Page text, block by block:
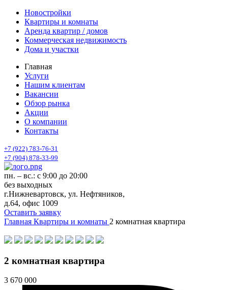
Новостройки
Квартиры и комнаты
Аренда квартир / домов
Коммерческая недвижимость
Дома и участки
Главная
Услуги
Нашим клиентам
Вакансии
Обзор рынка
Акции
О компании
Контакты
+7 (922) 783-76-31
+7 (904) 878-33-99
пн. – вс.: с 9:00 до 20:00
без выходных
г.Нижневартовск, ул. Нефтяников,
д.64, офис 1009
Оставить заявку
Главная Квартиры и комнаты 2 комнатная квартира
2 комнатная квартира
3 670 000